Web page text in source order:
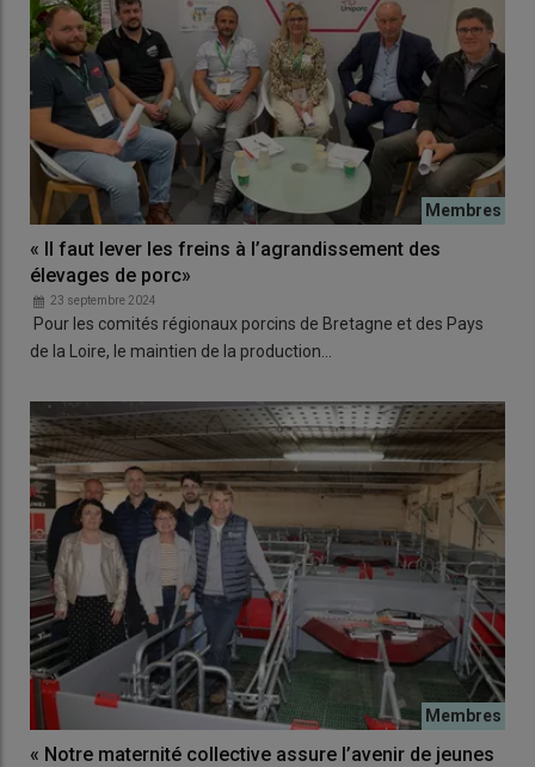
« Il faut lever les freins à l’agrandissement des
élevages de porc»
23 septembre 2024
Pour les comités régionaux porcins de Bretagne et des Pays
de la Loire, le maintien de la production…
« Notre maternité collective assure l’avenir de jeunes